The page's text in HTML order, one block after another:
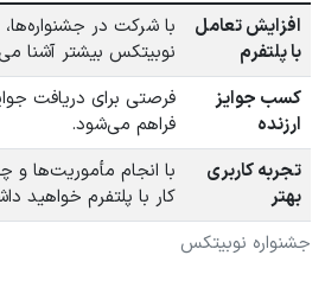
جشنواره نوبیتکس
افزایش تعامل
با پلتفرم
با شرکت در
نوبیتکس بیشتر آشنا
کسب جوایز
ارزنده
فرصتی برای دریافت
فراهم می‌شود.
تجربه کاربری
بهتر
با انجام مأموریت‌ها و
کار با پلتفرم خواهید